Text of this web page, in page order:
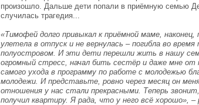
произошло. Дальше дети попали в приёмную семью
случилась трагедия...
«Тимофей долго привыкал к приёмной маме,
улетела в отпуск и не вернулась – погибла во
полуостровом. И эти дети перешли жить в нашу
огромный стресс, начал бить сестёр и даже мне от
самого ухода в программу по работе с молодежью
молодежи. И представьте, ровно через месяц он
отношения у нас стали прекрасными. Теперь
получил квартиру. Я рада, что у него всё хорошо», –